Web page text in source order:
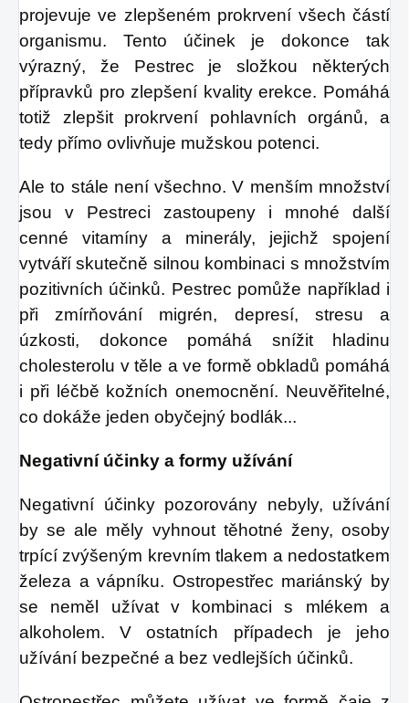
projevuje ve zlepšeném prokrvení všech částí
organismu. Tento účinek je dokonce tak
výrazný, že Pestrec je složkou některých
přípravků pro zlepšení kvality erekce. Pomáhá
totiž zlepšit prokrvení pohlavních orgánů, a
tedy přímo ovlivňuje mužskou potenci.
Ale to stále není všechno. V menším množství
jsou v Pestreci zastoupeny i mnohé další
cenné vitamíny a minerály, jejichž spojení
vytváří skutečně silnou kombinaci s množstvím
pozitivních účinků. Pestrec pomůže například i
při zmírňování migrén, depresí, stresu a
úzkosti, dokonce pomáhá snížit hladinu
cholesterolu v těle a ve formě obkladů pomáhá
i při léčbě kožních onemocnění. Neuvěřitelné,
co dokáže jeden obyčejný bodlák...
Negativní účinky a formy užívání
Negativní účinky pozorovány nebyly, užívání
by se ale měly vyhnout těhotné ženy, osoby
trpící zvýšeným krevním tlakem a nedostatkem
železa a vápníku. Ostropestřec mariánský by
se neměl užívat v kombinaci s mlékem a
alkoholem. V ostatních případech je jeho
užívání bezpečné a bez vedlejších účinků.